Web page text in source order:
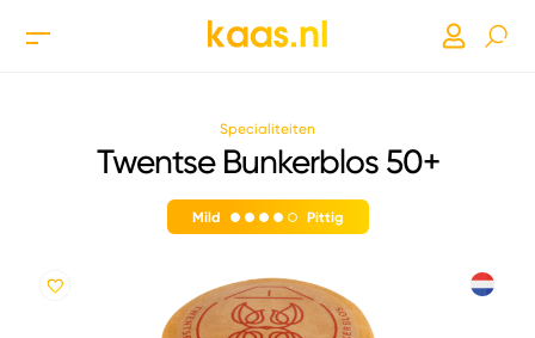
Specialiteiten
Twentse Bunkerblos 50+
Mild Pittig